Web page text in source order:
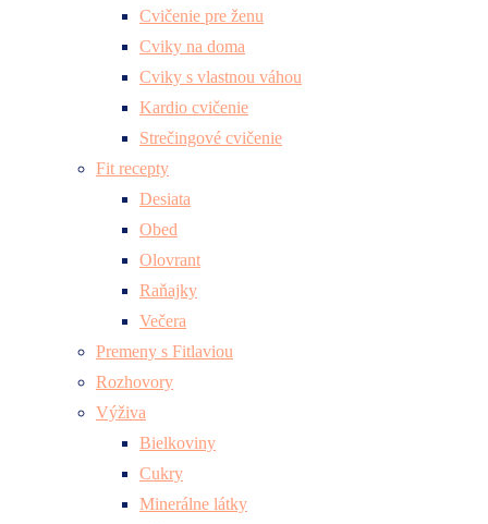
Cvičenie pre ženu
Cviky na doma
Cviky s vlastnou váhou
Kardio cvičenie
Strečingové cvičenie
Fit recepty
Desiata
Obed
Olovrant
Raňajky
Večera
Premeny s Fitlaviou
Rozhovory
Výživa
Bielkoviny
Cukry
Minerálne látky